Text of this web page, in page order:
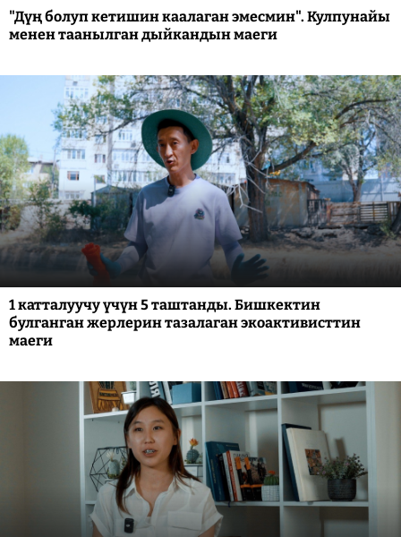
"Дүң болуп кетишин каалаган эмесмин". Кулпунайы
менен таанылган дыйкандын маеги
1 катталуучу үчүн 5 таштанды. Бишкектин
булганган жерлерин тазалаган экоактивисттин
маеги